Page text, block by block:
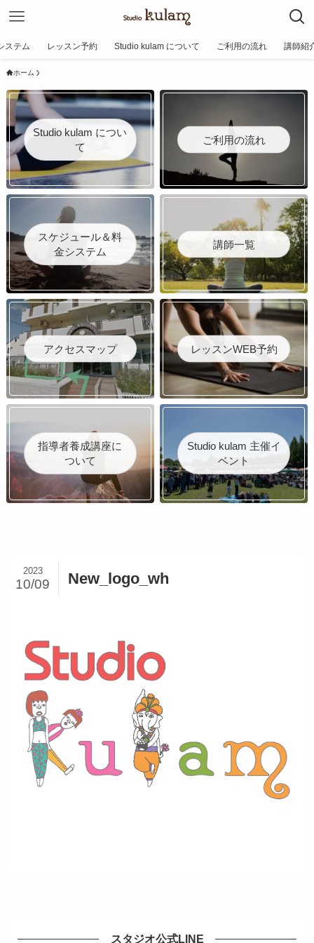
ステム レッスン予約 Studio kulam について ご利用の流れ 講師紹
ホーム
Studio kulam につい
て
ご利用の流れ
スケジュール＆料
金システム
講師一覧
アクセスマップ レッスンWEB予約
指導者養成講座に
ついて
Studio kulam 主催イ
ベント
New_logo_wh
2023
10/09
スタジオ公式LINE